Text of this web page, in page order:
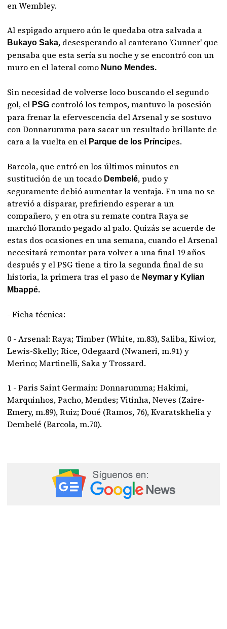
en Wembley.
Al espigado arquero aún le quedaba otra salvada a
Bukayo Saka, desesperando al canterano 'Gunner' que
pensaba que esta sería su noche y se encontró con un
muro en el lateral como Nuno Mendes.
Sin necesidad de volverse loco buscando el segundo
gol, el PSG controló los tempos, mantuvo la posesión
para frenar la efervescencia del Arsenal y se sostuvo
con Donnarumma para sacar un resultado brillante de
cara a la vuelta en el Parque de los Príncipes.
Barcola, que entró en los últimos minutos en
sustitución de un tocado Dembelé, pudo y
seguramente debió aumentar la ventaja. En una no se
atrevió a disparar, prefiriendo esperar a un
compañero, y en otra su remate contra Raya se
marchó llorando pegado al palo. Quizás se acuerde de
estas dos ocasiones en una semana, cuando el Arsenal
necesitará remontar para volver a una final 19 años
después y el PSG tiene a tiro la segunda final de su
historia, la primera tras el paso de Neymar y Kylian
Mbappé.
- Ficha técnica:
0 - Arsenal: Raya; Timber (White, m.83), Saliba, Kiwior,
Lewis-Skelly; Rice, Odegaard (Nwaneri, m.91) y
Merino; Martinelli, Saka y Trossard.
1 - Paris Saint Germain: Donnarumma; Hakimi,
Marquinhos, Pacho, Mendes; Vitinha, Neves (Zaire-
Emery, m.89), Ruiz; Doué (Ramos, 76), Kvaratskhelia y
Dembelé (Barcola, m.70).